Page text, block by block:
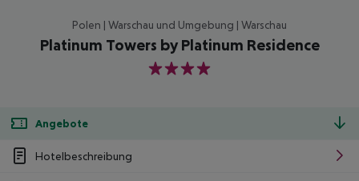
Polen | Warschau und Umgebung | Warschau
Platinum Towers by Platinum Residence
4
Angebote
Hotelbeschreibung